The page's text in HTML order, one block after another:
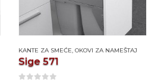
KANTE ZA SMEĆE, OKOVI ZA NAMEŠTAJ
Sige 571